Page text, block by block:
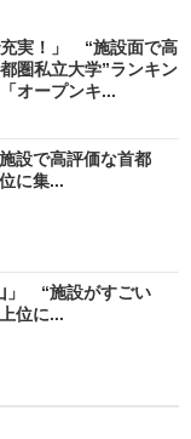
充実！」 “施設面で高
圏私立大学”ランキン
オープンキ...
設で高評価な首都
に集...
」 “施設がすごい
位に...